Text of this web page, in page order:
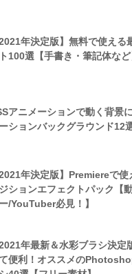
2021年決定版】無料で使える
100選【手書き・筆記体など
アニメーションで動く背景
ションバックグラウンド12
2021年決定版】Premiereで使
ションエフェクトパック【
/YouTuber必見！】
2021年最新＆水彩ブラシ決定
便利！オススメの